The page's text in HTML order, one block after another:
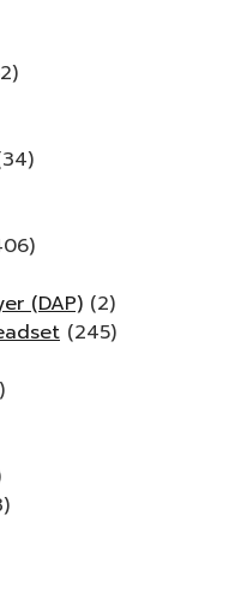
(DAP) (2)
(245)